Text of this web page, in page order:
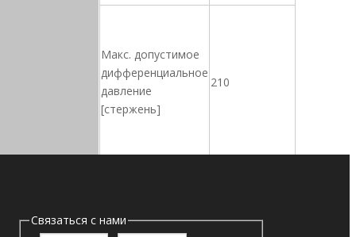
Макс. допустимое
дифференциальное
давление
[стержень]
210
температура
-25 ℃ до+120
Связаться с нами